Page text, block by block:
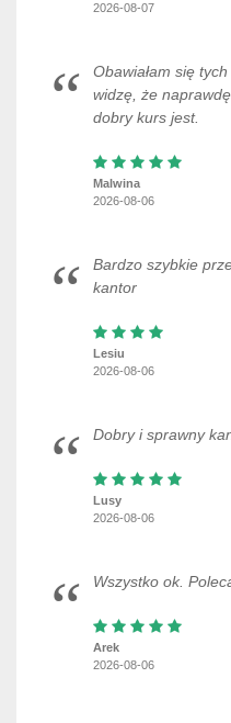
2026-08-07
Obawiałam się
widzę, że
dobry kurs jest.
Malwina
2026-08-06
Bardzo szybkie
kantor
Lesiu
2026-08-06
Dobry i sprawny
Lusy
2026-08-06
Wszystko ok.
Arek
2026-08-06